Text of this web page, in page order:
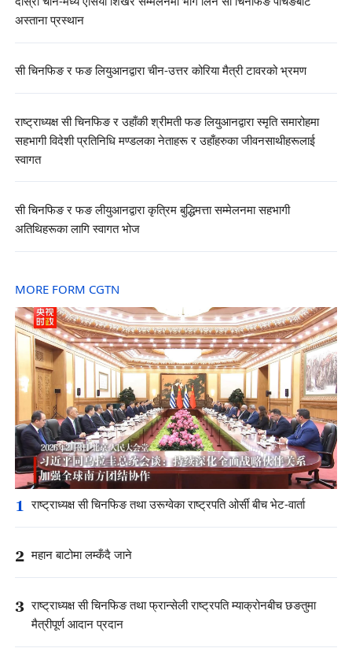
अस्ताना प्रस्थान
सी चिनफिङ र फङ लियुआनद्वारा चीन-उत्तर कोरिया मैत्री टावरको भ्रमण
राष्ट्राध्यक्ष सी चिनफिङ र उहाँकी श्रीमती फङ लियुआनद्वारा स्मृति समारोहमा
सहभागी विदेशी प्रतिनिधि मण्डलका नेताहरू र उहाँहरुका जीवनसाथीहरूलाई
स्वागत
सी चिनफिङ र फङ लीयुआनद्वारा कृत्रिम बुद्धिमत्ता सम्मेलनमा सहभागी
अतिथिहरूका लागि स्वागत भोज
MORE FORM CGTN
1 राष्ट्राध्यक्ष सी चिनफिङ तथा उरूग्वेका राष्ट्रपति ओर्सी बीच भेट-वार्ता
2 महान बाटोमा लम्कँदै जाने
3 राष्ट्राध्यक्ष सी चिनफिङ तथा फ्रान्सेली राष्ट्रपति म्याक्रोनबीच छङतुमा
मैत्रीपूर्ण आदान प्रदान